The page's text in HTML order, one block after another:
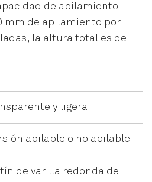
de apilamiento
mm de apilamiento por
la altura total es de
y ligera
apilable o no apilable
de varilla redonda de